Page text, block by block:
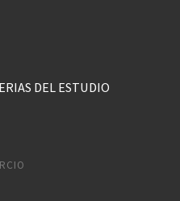
DEL ESTUDIO